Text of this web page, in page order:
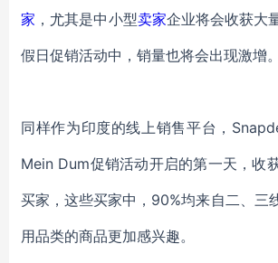
家 ，尤其是中小型卖家企业将会收获大
假日促销活动中，销量也将会出现激增。
同样作为印度的线上销售平台，
Mein Dum促销活动开启的第一天，收
买家，这些买家中，90%均来自二、三
用品类的商品更加感兴趣。